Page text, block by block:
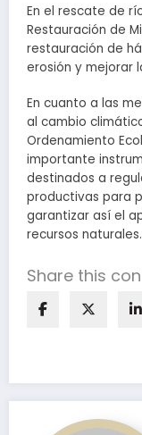
En el rescate de
Restauración de
restauración de
erosión y mejorar
En cuanto a las
al cambio
Ordenamiento
importante
destinados a
productivas para
garantizar así el
recursos naturales.
Share this